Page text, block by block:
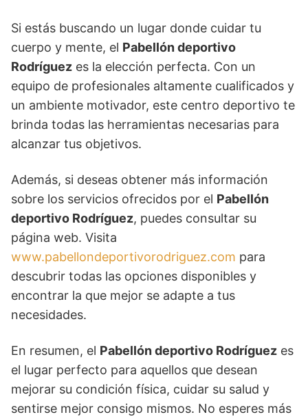
Si estás buscando un lugar donde cuidar tu
cuerpo y mente, el Pabellón deportivo
Rodríguez es la elección perfecta. Con un
equipo de profesionales altamente cualificados y
un ambiente motivador, este centro deportivo te
brinda todas las herramientas necesarias para
alcanzar tus objetivos.
Además, si deseas obtener más información
sobre los servicios ofrecidos por el Pabellón
deportivo Rodríguez, puedes consultar su
página web. Visita
www.pabellondeportivorodriguez.com para
descubrir todas las opciones disponibles y
encontrar la que mejor se adapte a tus
necesidades.
En resumen, el Pabellón deportivo Rodríguez es
el lugar perfecto para aquellos que desean
mejorar su condición física, cuidar su salud y
sentirse mejor consigo mismos. No esperes más